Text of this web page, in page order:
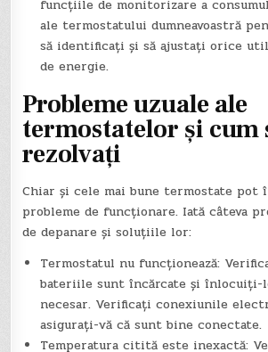
funcțiile de monitorizare a
ale termostatului dumneavoastră
să identificați și să ajustați orice
de energie.
Probleme uzuale ale
termostatelor și cum
rezolvați
Chiar și cele mai bune termostate pot
probleme de funcționare. Iată câteva
de depanare și soluțiile lor:
Termostatul nu funcționează:
bateriile sunt încărcate și înlocuiți-
necesar. Verificați conexiunile
asigurați-vă că sunt bine conectate.
Temperatura citită este inexactă: